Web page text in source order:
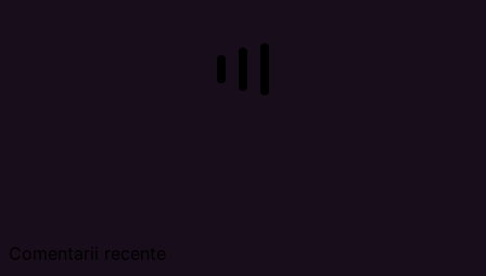
Comentarii recente